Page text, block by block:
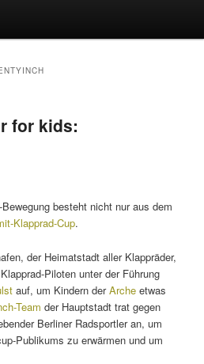
for kids:
besteht nicht nur aus dem
Klapprad-Cup.
der Heimatstadt aller Klappräder,
Piloten unter der Führung
auf, um Kindern derArche etwas
Team der Hauptstadt trat gegen
Berliner Radsportler an, um
Publikums zu erwärmen und um